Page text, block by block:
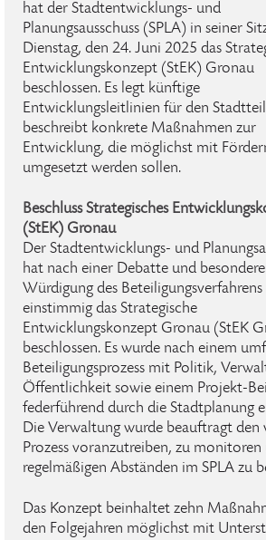
hat der Stadtentwicklungs- und
Planungsausschuss (SPLA) in seiner
Dienstag, den 24. Juni 2025 das
Entwicklungskonzept (StEK) Gronau
beschlossen. Es legt künftige
Entwicklungsleitlinien für den
beschreibt konkrete Maßnahmen zur
Entwicklung, die möglichst mit
umgesetzt werden sollen.
Beschluss Strategisches
(StEK) Gronau
Der Stadtentwicklungs- und
hat nach einer Debatte und
Würdigung des Beteiligungsverfahrens
einstimmig das Strategische
Entwicklungskonzept Gronau (StEK
beschlossen. Es wurde nach einem
Beteiligungsprozess mit Politik,
Öffentlichkeit sowie einem Projekt-
federführend durch die Stadtplanung
Die Verwaltung wurde beauftragt den
Prozess voranzutreiben, zu monitoren
regelmäßigen Abständen im SPLA zu
Das Konzept beinhaltet zehn
den Folgejahren möglichst mit